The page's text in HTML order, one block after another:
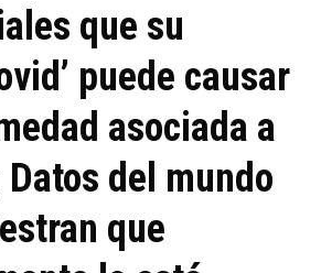
que su
puede causar
asociada a
Datos del mundo
que